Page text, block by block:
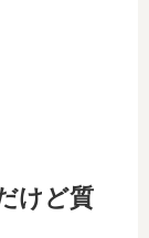
けど質